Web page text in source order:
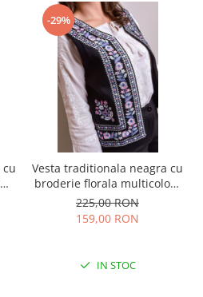
-29%
Vesta traditionala neagra cu
broderie florala multicolora
Violeta 01
225,00 RON
159,00 RON
IN STOC